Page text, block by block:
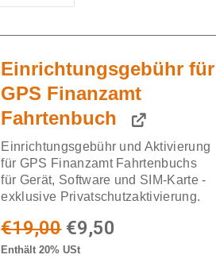
Einrichtungsgebühr für
GPS Finanzamt
Fahrtenbuch
Einrichtungsgebühr und Aktivierung
für GPS Finanzamt Fahrtenbuchs
für Gerät, Software und SIM-Karte -
exklusive Privatschutzaktivierung.
€19,00 Ursprünglicher
Preis
€9,50
Enthält 20% USt